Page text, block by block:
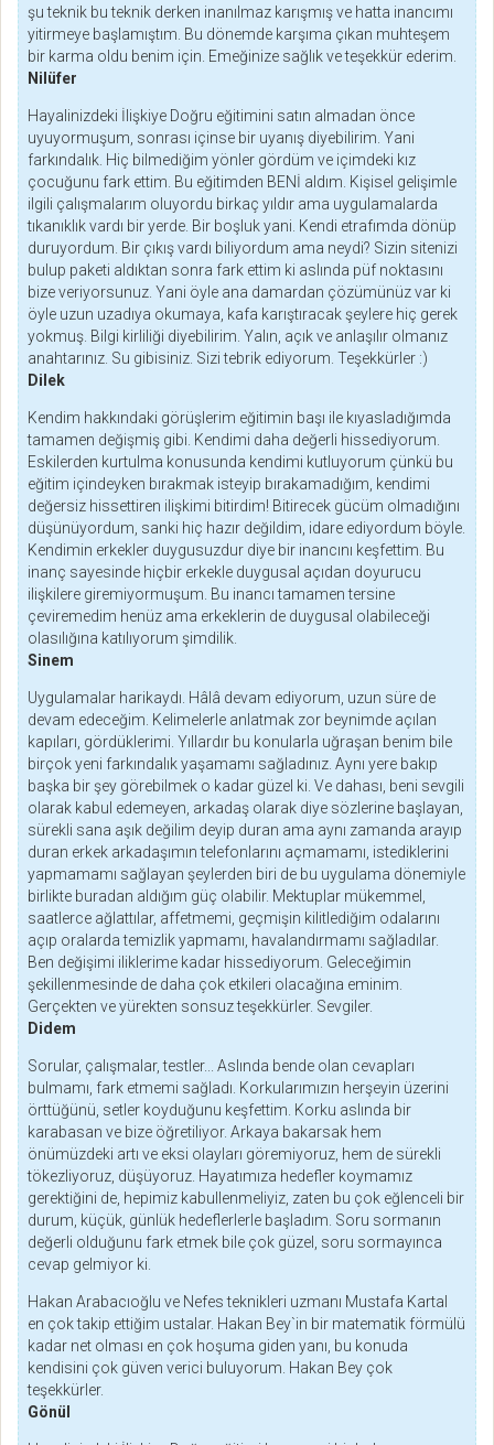
şu teknik bu teknik derken inanılmaz karışmış ve hatta inancımı
yitirmeye başlamıştım. Bu dönemde karşıma çıkan muhteşem
bir karma oldu benim için. Emeğinize sağlık ve teşekkür ederim.
Nilüfer
Hayalinizdeki İlişkiye Doğru eğitimini satın almadan önce
uyuyormuşum, sonrası içinse bir uyanış diyebilirim. Yani
farkındalık. Hiç bilmediğim yönler gördüm ve içimdeki kız
çocuğunu fark ettim. Bu eğitimden BENİ aldım. Kişisel gelişimle
ilgili çalışmalarım oluyordu birkaç yıldır ama uygulamalarda
tıkanıklık vardı bir yerde. Bir boşluk yani. Kendi etrafımda dönüp
duruyordum. Bir çıkış vardı biliyordum ama neydi? Sizin sitenizi
bulup paketi aldıktan sonra fark ettim ki aslında püf noktasını
bize veriyorsunuz. Yani öyle ana damardan çözümünüz var ki
öyle uzun uzadıya okumaya, kafa karıştıracak şeylere hiç gerek
yokmuş. Bilgi kirliliği diyebilirim. Yalın, açık ve anlaşılır olmanız
anahtarınız. Su gibisiniz. Sizi tebrik ediyorum. Teşekkürler :)
Dilek
Kendim hakkındaki görüşlerim eğitimin başı ile kıyasladığımda
tamamen değişmiş gibi. Kendimi daha değerli hissediyorum.
Eskilerden kurtulma konusunda kendimi kutluyorum çünkü bu
eğitim içindeyken bırakmak isteyip bırakamadığım, kendimi
değersiz hissettiren ilişkimi bitirdim! Bitirecek gücüm olmadığını
düşünüyordum, sanki hiç hazır değildim, idare ediyordum böyle.
Kendimin erkekler duygusuzdur diye bir inancını keşfettim. Bu
inanç sayesinde hiçbir erkekle duygusal açıdan doyurucu
ilişkilere giremiyormuşum. Bu inancı tamamen tersine
çeviremedim henüz ama erkeklerin de duygusal olabileceği
olasılığına katılıyorum şimdilik.
Sinem
Uygulamalar harikaydı. Hâlâ devam ediyorum, uzun süre de
devam edeceğim. Kelimelerle anlatmak zor beynimde açılan
kapıları, gördüklerimi. Yıllardır bu konularla uğraşan benim bile
birçok yeni farkındalık yaşamamı sağladınız. Aynı yere bakıp
başka bir şey görebilmek o kadar güzel ki. Ve dahası, beni sevgili
olarak kabul edemeyen, arkadaş olarak diye sözlerine başlayan,
sürekli sana aşık değilim deyip duran ama aynı zamanda arayıp
duran erkek arkadaşımın telefonlarını açmamamı, istediklerini
yapmamamı sağlayan şeylerden biri de bu uygulama dönemiyle
birlikte buradan aldığım güç olabilir. Mektuplar mükemmel,
saatlerce ağlattılar, affetmemi, geçmişin kilitlediğim odalarını
açıp oralarda temizlik yapmamı, havalandırmamı sağladılar.
Ben değişimi iliklerime kadar hissediyorum. Geleceğimin
şekillenmesinde de daha çok etkileri olacağına eminim.
Gerçekten ve yürekten sonsuz teşekkürler. Sevgiler.
Didem
Sorular, çalışmalar, testler... Aslında bende olan cevapları
bulmamı, fark etmemi sağladı. Korkularımızın herşeyin üzerini
örttüğünü, setler koyduğunu keşfettim. Korku aslında bir
karabasan ve bize öğretiliyor. Arkaya bakarsak hem
önümüzdeki artı ve eksi olayları göremiyoruz, hem de sürekli
tökezliyoruz, düşüyoruz. Hayatımıza hedefler koymamız
gerektiğini de, hepimiz kabullenmeliyiz, zaten bu çok eğlenceli bir
durum, küçük, günlük hedeflerlerle başladım. Soru sormanın
değerli olduğunu fark etmek bile çok güzel, soru sormayınca
cevap gelmiyor ki.
Hakan Arabacıoğlu ve Nefes teknikleri uzmanı Mustafa Kartal
en çok takip ettiğim ustalar. Hakan Bey`in bir matematik förmülü
kadar net olması en çok hoşuma giden yanı, bu konuda
kendisini çok güven verici buluyorum. Hakan Bey çok
teşekkürler.
Gönül